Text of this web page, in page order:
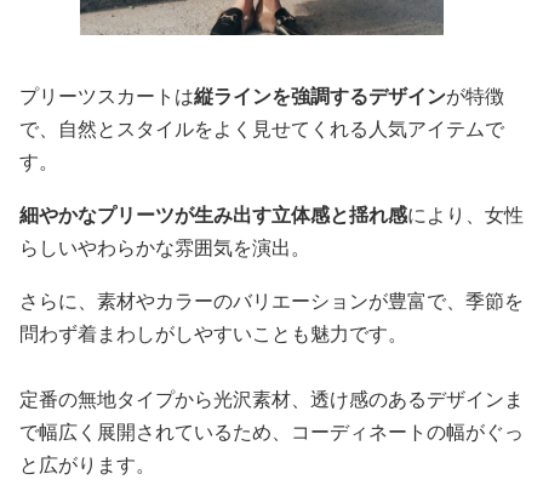
プリーツスカートは縦ラインを強調するデザインが特徴
で、自然とスタイルをよく見せてくれる人気アイテムで
す。
細やかなプリーツが生み出す立体感と揺れ感により、女性
らしいやわらかな雰囲気を演出。
さらに、素材やカラーのバリエーションが豊富で、季節を
問わず着まわしがしやすいことも魅力です。
定番の無地タイプから光沢素材、透け感のあるデザインま
で幅広く展開されているため、コーディネートの幅がぐっ
と広がります。